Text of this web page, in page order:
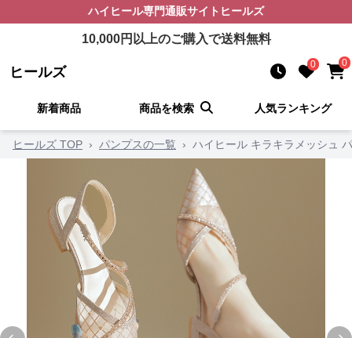
ハイヒール専門通販サイト ヒールズ
10,000円以上のご購入で送料無料
ヒールズ 0 0
新着商品 商品を検索 人気ランキング
ヒールズ TOP › パンプスの一覧 › ハイヒール キラキラメッシュ